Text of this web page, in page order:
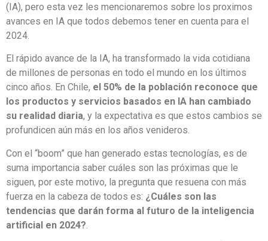
(IA), pero esta vez les mencionaremos sobre los proximos
avances en IA que todos debemos tener en cuenta para el
2024.
El rápido avance de la IA, ha transformado la vida cotidiana
de millones de personas en todo el mundo en los últimos
cinco años. En Chile, el 50% de la población reconoce que
los productos y servicios basados en IA han cambiado
su realidad diaria, y la expectativa es que estos cambios se
profundicen aún más en los años venideros.
Con el “boom” que han generado estas tecnologías, es de
suma importancia saber cuáles son las próximas que le
siguen, por este motivo, la pregunta que resuena con más
fuerza en la cabeza de todos es: ¿Cuáles son las
tendencias que darán forma al futuro de la inteligencia
artificial en 2024?